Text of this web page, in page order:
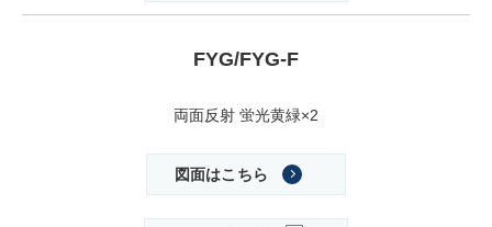
FYG/FYG-F
両面反射 蛍光黄緑×2
図面はこちら